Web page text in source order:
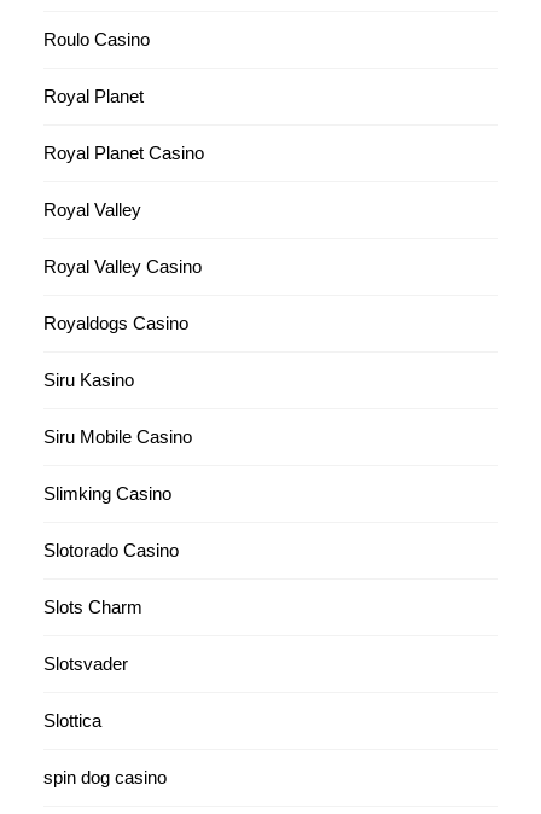
Roulo Casino
Royal Planet
Royal Planet Casino
Royal Valley
Royal Valley Casino
Royaldogs Casino
Siru Kasino
Siru Mobile Casino
Slimking Casino
Slotorado Casino
Slots Charm
Slotsvader
Slottica
spin dog casino